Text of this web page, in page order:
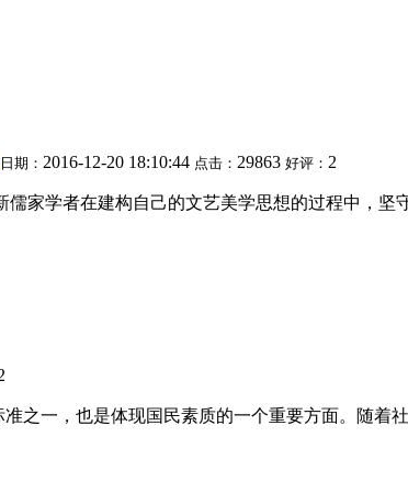
日期： 2016-12-20 18:10:44 点击： 29863 好评： 2
家学者在建构自己的文艺美学思想的过程中，坚
一，也是体现国民素质的一个重要方面。随着